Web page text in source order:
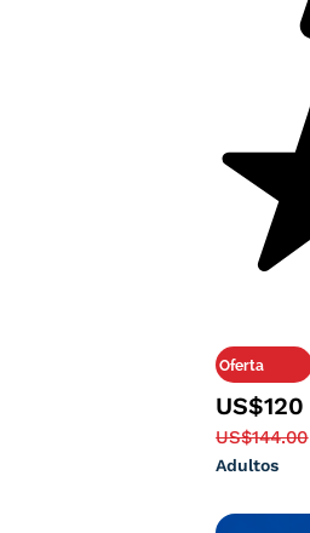
Oferta
US$120
US$144.00
Adultos